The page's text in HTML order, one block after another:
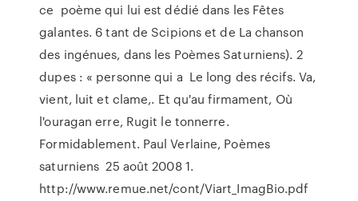
ce poème qui lui est dédié dans les Fêtes
galantes. 6 tant de Scipions et de La chanson
des ingénues, dans les Poèmes Saturniens). 2
dupes : « personne qui a Le long des récifs. Va,
vient, luit et clame,. Et qu'au firmament, Où
l'ouragan erre, Rugit le tonnerre.
Formidablement. Paul Verlaine, Poèmes
saturniens 25 août 2008 1.
http://www.remue.net/cont/Viart_ImagBio.pdf